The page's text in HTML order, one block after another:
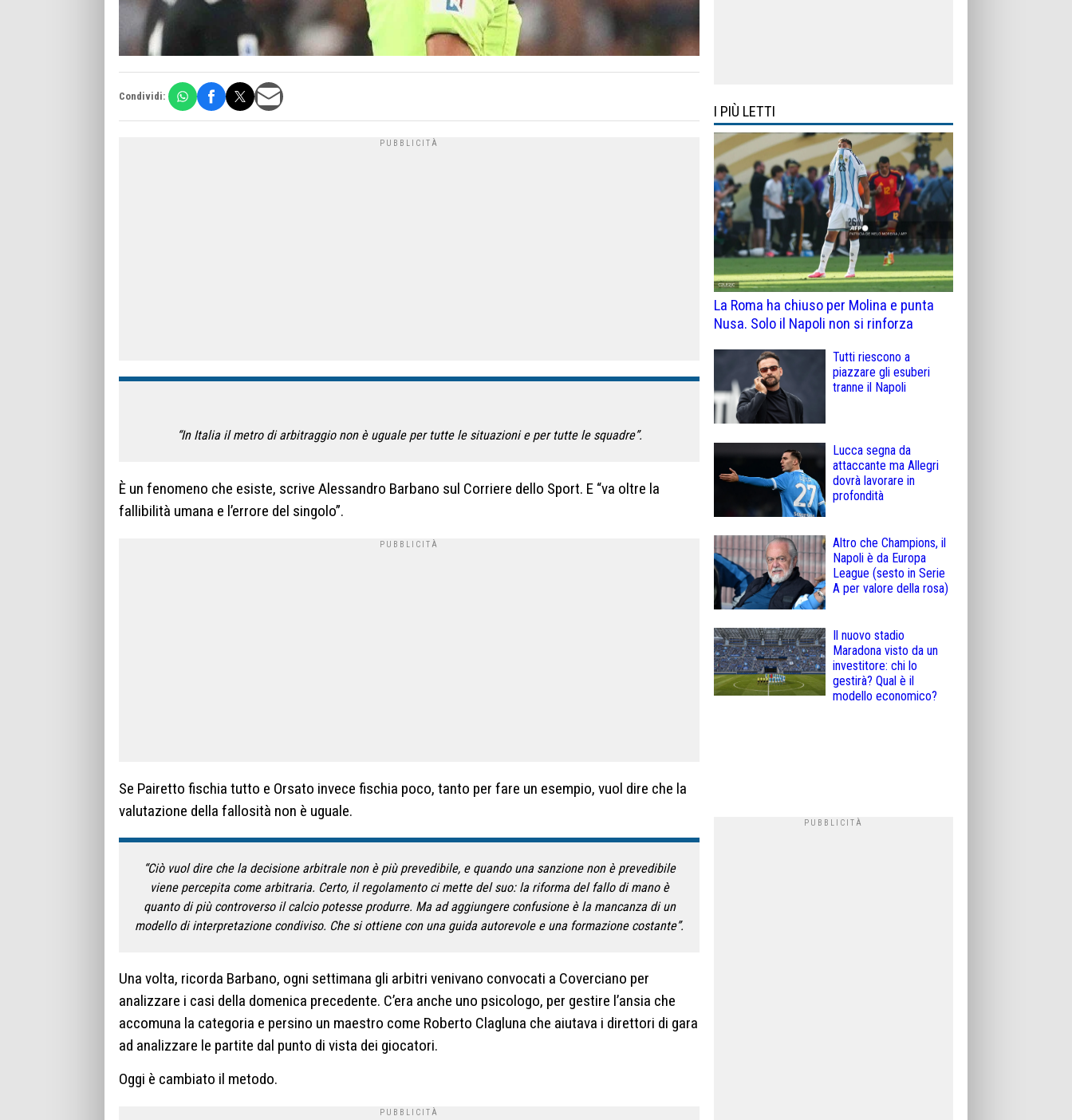
Condividi:
“In Italia il metro di arbitraggio non è uguale per tutte le situazioni e per tutte le squadre”.
È un fenomeno che esiste, scrive Alessandro Barbano sul Corriere dello Sport. E “va oltre la
fallibilità umana e l’errore del singolo”.
Se Pairetto fischia tutto e Orsato invece fischia poco, tanto per fare un esempio, vuol dire che la
valutazione della fallosità non è uguale.
“Ciò vuol dire che la decisione arbitrale non è più prevedibile, e quando una sanzione non è prevedibile
viene percepita come arbitraria. Certo, il regolamento ci mette del suo: la riforma del fallo di mano è
quanto di più controverso il calcio potesse produrre. Ma ad aggiungere confusione è la mancanza di un
modello di interpretazione condiviso. Che si ottiene con una guida autorevole e una formazione costante”.
Una volta, ricorda Barbano, ogni settimana gli arbitri venivano convocati a Coverciano per
analizzare i casi della domenica precedente. C’era anche uno psicologo, per gestire l’ansia che
accomuna la categoria e persino un maestro come Roberto Clagluna che aiutava i direttori di gara
ad analizzare le partite dal punto di vista dei giocatori.
Oggi è cambiato il metodo.
I PIÙ LETTI
La Roma ha chiuso per Molina e punta
Nusa. Solo il Napoli non si rinforza
Tutti riescono a
piazzare gli esuberi
tranne il Napoli
Lucca segna da
attaccante ma Allegri
dovrà lavorare in
profondità
Altro che Champions, il
Napoli è da Europa
League (sesto in Serie
A per valore della rosa)
Il nuovo stadio
Maradona visto da un
investitore: chi lo
gestirà? Qual è il
modello economico?